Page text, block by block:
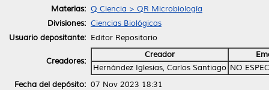
Materias: Q Ciencia > QR Microbiología
Divisiones: Ciencias Biológicas
Usuario depositante: Editor Repositorio
Creadores:
Creador
Hernández Iglesias, Carlos Santiago NO
Fecha del depósito: 07 Nov 2023 18:31